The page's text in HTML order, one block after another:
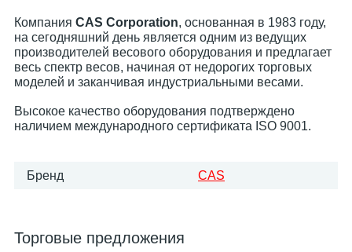
Компания CAS Corporation, основанная в 1983 году,
на сегодняшний день является одним из ведущих
производителей весового оборудования и предлагает
весь спектр весов, начиная от недорогих торговых
моделей и заканчивая индустриальными весами.
Высокое качество оборудования подтверждено
наличием международного сертификата ISO 9001.
Бренд CAS
Торговые предложения